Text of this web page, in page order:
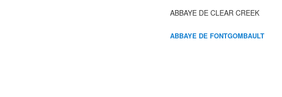
ABBAYE DE CLEAR CREEK
ABBAYE DE FONTGOMBAULT